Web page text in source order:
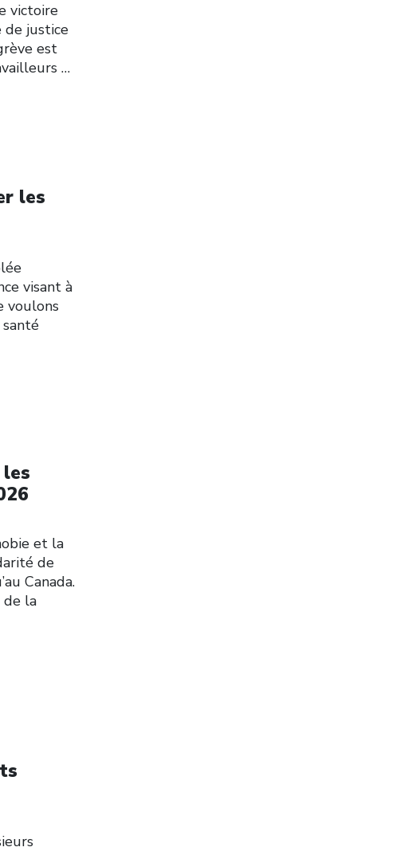
victoire
de justice
est
…
les
visant à
voulons
santé
et la
de
Canada.
de la